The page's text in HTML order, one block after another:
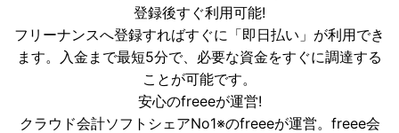
登録後すぐ利用可能!
フリーナンスへ登録すればすぐに「即日払い」が利用でき
ます。入金まで最短5分で、必要な資金をすぐに調達する
ことが可能です。
安心のfreeeが運営!
クラウド会計ソフトシェアNo1※のfreeeが運営。freee会